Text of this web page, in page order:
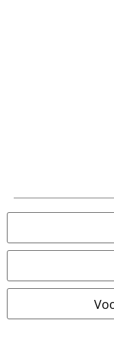
Download gratis de